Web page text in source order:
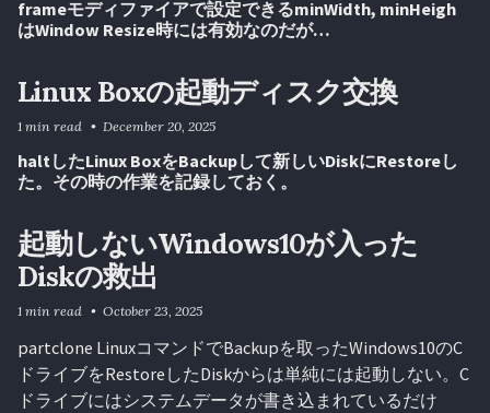
frameモディファイアで設定できるminWidth, minHeigh
はWindow Resize時には有効なのだが…
Linux Boxの起動ディスク交換
haltしたLinux BoxをBackupして新しいDiskにRestoreし
た。その時の作業を記録しておく。
1 min read December 20, 2025
起動しないWindows10が入った
Diskの救出
partclone LinuxコマンドでBackupを取ったWindows10のC
ドライブをRestoreしたDiskからは単純には起動しない。C
ドライブにはシステムデータが書き込まれているだけ
1 min read October 23, 2025